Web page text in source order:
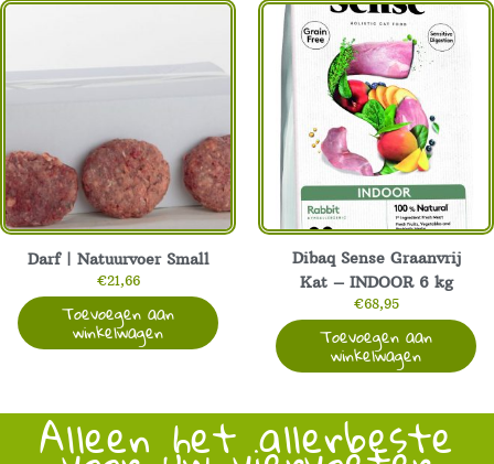
Darf | Natuurvoer Small
€21,66
Toevoegen aan
winkelwagen
Dibaq Sense Graanvrij
Kat – INDOOR 6 kg
€68,95
Toevoegen aan
winkelwagen
Alleen het allerbeste